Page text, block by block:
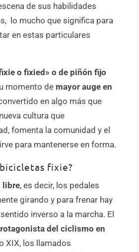
de sus habilidades
lo mucho que significa para
en estas particulares
o fixied» o de piñón fijo
momento de mayor auge en
en algo más que
cultura que
fomenta la comunidad y el
para mantenerse en forma.
fixie?
libre, es decir, los pedales
girando y para frenar hay
inverso a la marcha. El
del ciclismo en
XIX, los llamados